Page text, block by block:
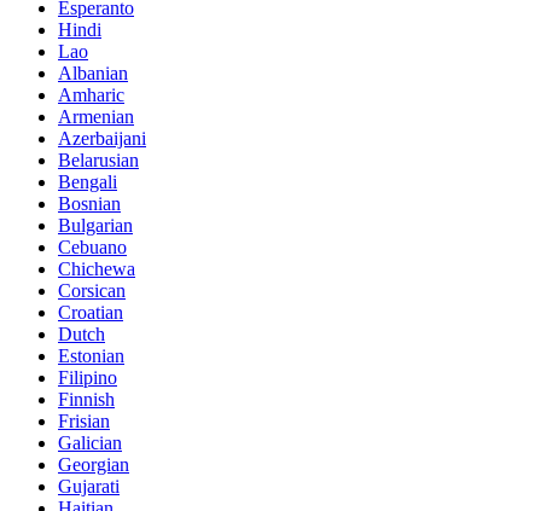
Esperanto
Hindi
Lao
Albanian
Amharic
Armenian
Azerbaijani
Belarusian
Bengali
Bosnian
Bulgarian
Cebuano
Chichewa
Corsican
Croatian
Dutch
Estonian
Filipino
Finnish
Frisian
Galician
Georgian
Gujarati